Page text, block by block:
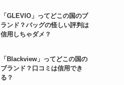
「GLEVIO」ってどこの国のブ
ランド？バッグの怪しい評判は
信用しちゃダメ？
「Blackview」ってどこの国の
ブランド？口コミは信用でき
る？